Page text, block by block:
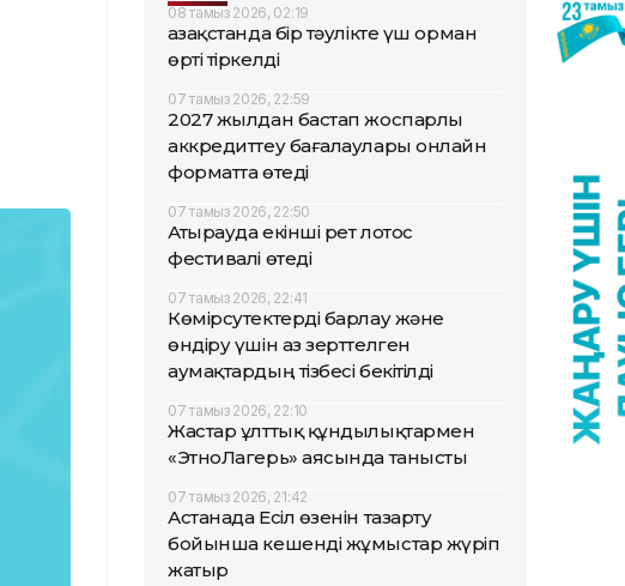
08 тамыз 2026, 02:19
Қазақстанда бір тәулікте үш орман
өрті тіркелді
07 тамыз 2026, 22:59
2027 жылдан бастап жоспарлы
аккредиттеу бағалаулары онлайн
форматта өтеді
07 тамыз 2026, 22:50
Атырауда екінші рет лотос
фестивалі өтеді
07 тамыз 2026, 22:41
Көмірсутектерді барлау және
өндіру үшін аз зерттелген
аумақтардың тізбесі бекітілді
07 тамыз 2026, 22:10
Жастар ұлттық құндылықтармен
«ЭтноЛагерь» аясында танысты
07 тамыз 2026, 21:42
Астанада Есіл өзенін тазарту
бойынша кешенді жұмыстар жүріп
жатыр